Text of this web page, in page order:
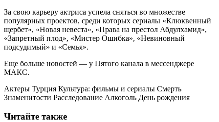
За свою карьеру актриса успела сняться во множестве
популярных проектов, среди которых сериалы «Клюквенный
щербет», «Новая невеста», «Права на престол Абдулхамид»,
«Запретный плод», «Мистер Ошибка», «Невиновный
подсудимый» и «Семья».
Еще больше новостей — у Пятого канала в мессенджере
МАКС.
Актеры Турция Культура: фильмы и сериалы Смерть
Знаменитости Расследование Алкоголь День рождения
Читайте также